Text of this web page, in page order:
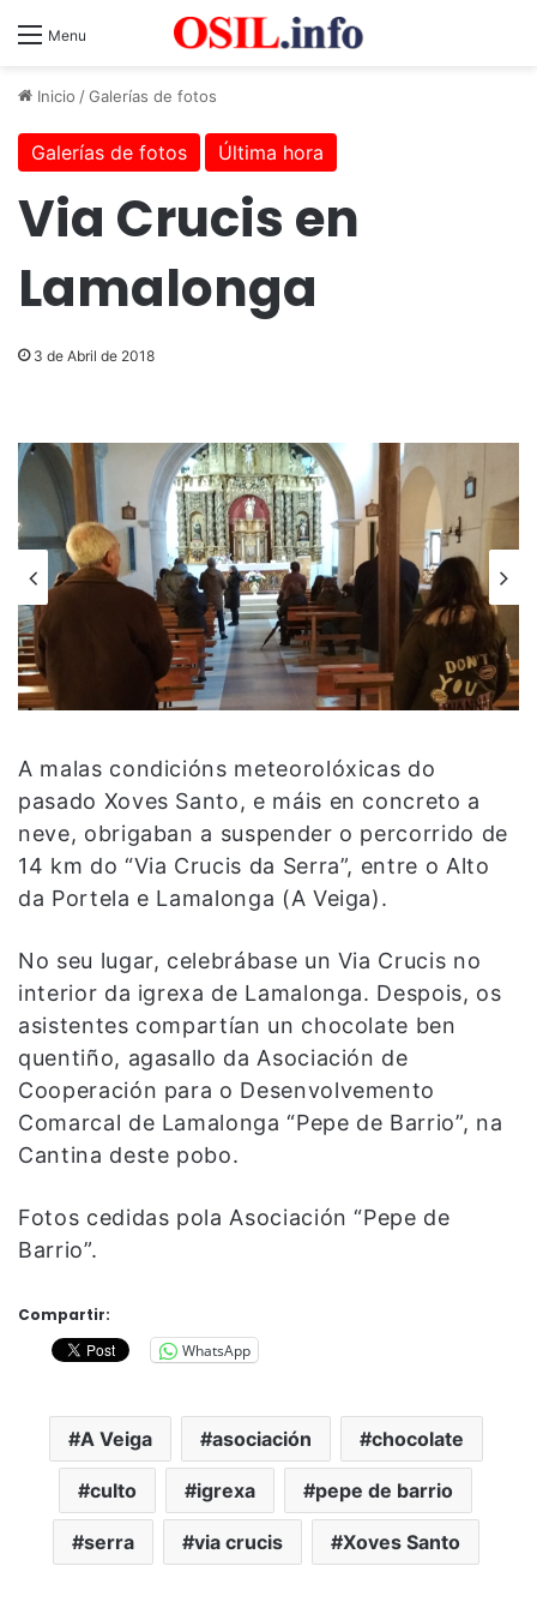
Menu
Inicio /Galerías de fotos
Galerías de fotos Última hora
Via Crucis en
Lamalonga
3 de Abril de 2018
A malas condicións meteorolóxicas do
pasado Xoves Santo, e máis en concreto a
neve, obrigaban a suspender o percorrido de
14 km do “Via Crucis da Serra”, entre o Alto
da Portela e Lamalonga (A Veiga).
No seu lugar, celebrábase un Via Crucis no
interior da igrexa de Lamalonga. Despois, os
asistentes compartían un chocolate ben
quentiño, agasallo da Asociación de
Cooperación para o Desenvolvemento
Comarcal de Lamalonga “Pepe de Barrio”, na
Cantina deste pobo.
Fotos cedidas pola Asociación “Pepe de
Barrio”.
Compartir:
WhatsApp
A Veiga asociación chocolate
culto igrexa pepe de barrio
serra via crucis Xoves Santo